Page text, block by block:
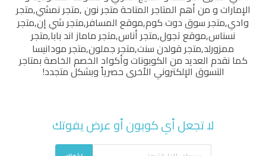
الإمارات و من أهم المتاجر المتاحةمتجر نون,متجر نمشي,متجر
وادي,متجر سوق دوت كوم,موقع المسافر,متجر شي إن,متجر
نسناس,موقع تجول,متجر أناس,متجر ماماز اند بابا,متجر
ممزورلد,متجر قولدن سنت,متجر جملون,متجر مودانيسا
كما نقدم العديد من الكوبونات وأكواد الخصم الخاصة بمتاجر
التسوق الإلكتروني الأخرى حصرياً وبشكل متجدد!
لا تجعل أي كوبون أو عرض يفوتك